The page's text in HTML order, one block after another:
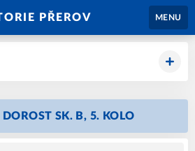
PŘEROV MENU
DOROST SK. B, 5. KOLO